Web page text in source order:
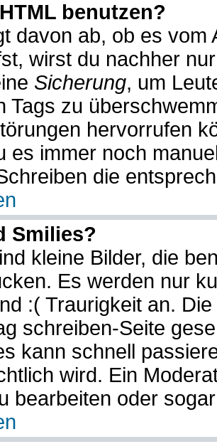
benutzen?
davon ab, ob es
wirst du nachher
Sicherung, um
Tags zu
hervorrufen
es immer noch
die
Smilies?
kleine Bilder, die
Es werden nur
:( Traurigkeit an.
schreiben-Seite
kann schnell
wird. Ein
bearbeiten oder